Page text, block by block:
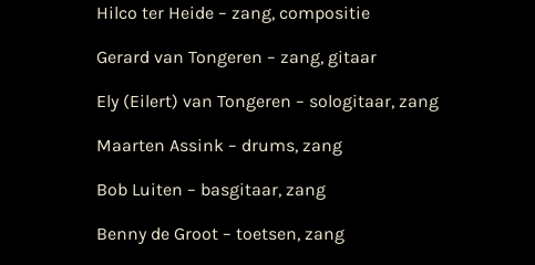
Hilco ter Heide – zang, compositie
Gerard van Tongeren – zang, gitaar
Ely (Eilert) van Tongeren – sologitaar, zang
Maarten Assink – drums, zang
Bob Luiten – basgitaar, zang
Benny de Groot – toetsen, zang